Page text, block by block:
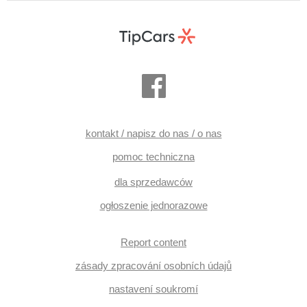
klimatyzacja, skórzanna tapicerka, skórzana tapicerka, felgi
aluminiowe, kierownica wielofunkcyjna, przetwornica 220V,
kamera, parkovací senzory přední, parkovací senzory
zadní, wzdłużna regulacja siedzeń, napęd 4x4, fotele
regulowane, wspomaganie układu kierowniczego, nawigacja
(ESP), start-stop systém, przycisk start, tempomat,
klimatizace, ukazatel rychlostního limitu (SLIF), termometr
zewnętrzny, termometr wewnętrzny, volba jízdního režimu,
podgrzewane fotele, vyhřívaná zadní sedadla, podgrzewane
lusterka, podgrzewana kierownica, chowane zagłówki, fotele
regulowane, aktywne siedzenie dla kierowcy, zadní loketní
opěrka, wycieraczka tylna, lampy tylne LED, zatmavená
kontakt / napisz do nas / o nas
pomoc techniczna
dla sprzedawców
ogłoszenie jednorazowe
Report content
zásady zpracování osobních údajů
nastavení soukromí